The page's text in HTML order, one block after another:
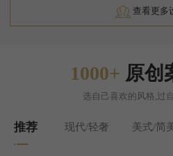
查看更多
1000+ 原创
选自己喜欢的风格,过
推荐 现代/轻奢 美式/简